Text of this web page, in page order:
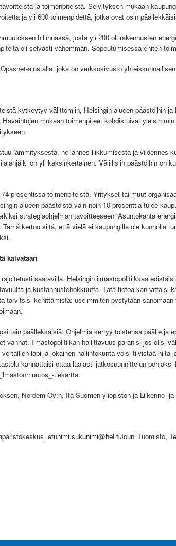
ja toimenpiteistä. Selvityksen mukaan
ja yli 600 toimenpidettä, jotka ovat osin
hillinnässä, josta yli 200 oli rakennusten
oli selvästi vähemmän. Sopeutumisessa eniten
alustalla, joka on verkkosivusto
kytkeytyy välittömiin, Helsingin alueen päästöihin
mukaan toimenpiteet kohdistuivat
lämmityksestä, neljännes liikkumisesta ja viidennes
on yli kaksinkertainen. Välillisiin päästöihin on
prosentissa toimenpiteistä. Yritykset tai muut
alueen päästöistä vain noin 10 prosenttia tulee
strategiaohjelman tavoitteeseen ”Asuntokanta
kertoo siitä, että vielä ei kaupungilla ole kunnolla
kaivataan
saatavilla. Helsingin ilmastopolitiikkaa
ja kustannustehokkuutta. Tätä tietoa kannattaisi
tarvitsisi kehittämistä: useimmiten pystytään
päällekkäisiä. Ohjelmia kertyy toistensa päälle ja
vanhat. Ilmastopolitiikan hallittavuus paranisi jos olisi
läpi ja jokainen hallintokunta voisi tiivistää niitä
kannattaisi ottaa laajasti jatkosuunnittelun
tiekartta.
Nordem Oy:n, Itä-Suomen yliopiston ja Liikenne-
etunimi.sukunimi@hel.fiJouniTuomisto,